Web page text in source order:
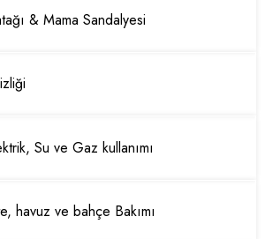
& Mama Sandalyesi
Su ve Gaz kullanımı
havuz ve bahçe Bakımı